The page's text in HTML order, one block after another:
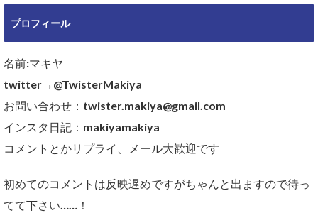
プロフィール
名前:マキヤ
twitter→@TwisterMakiya
お問い合わせ：twister.makiya@gmail.com
インスタ日記：makiyamakiya
コメントとかリプライ、メール大歓迎です
初めてのコメントは反映遅めですがちゃんと出ますので待っ
てて下さい……！